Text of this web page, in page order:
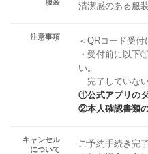
服装 清潔感のある服
注意事項
＜QRコード受付
・受付前に以下
い。
完了していな
①公式アプリの
②本人確認書類
キャンセル
について
ご予約手続き完